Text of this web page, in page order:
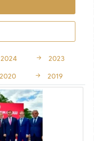
2024 2023
2020 2019